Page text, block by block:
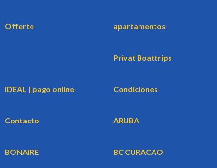
Offerte apartamentos
Privat Boattrips
iDEAL | pago online Condiciones
Contacto ARUBA
BONAIRE BC CURACAO